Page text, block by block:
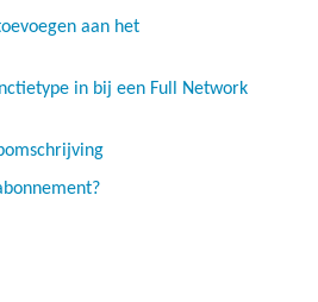
aan het
in bij een Full Network